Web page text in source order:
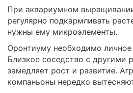
При аквариумном
регулярно подкармливать
нужны ему микроэлементы.
Оронтиуму необходимо личное
Близкое соседство с другими
замедляет рост и развитие.
компаньоны нередко